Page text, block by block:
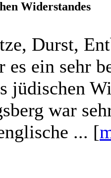
Widerstandes
Durst,
es ein sehr
jüdischen
war
... [